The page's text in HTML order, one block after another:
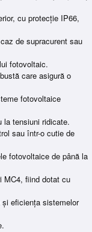
cu protecție IP66,
de supracurent sau
fotovoltaic.
care asigură o
fotovoltaice
la tensiuni ridicate.
sau într-o cutie de
fotovoltaice de până la
MC4, fiind dotat cu
eficiența sistemelor